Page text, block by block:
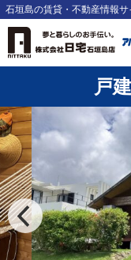
石垣島の賃貸・不動産情報サ
戸